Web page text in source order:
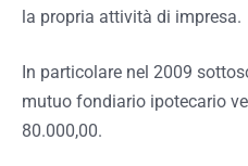
la propria attività di impresa.
In particolare nel 2009
mutuo fondiario ipotecario
80.000,00.